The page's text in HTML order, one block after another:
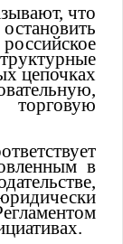
что
цепочках
в